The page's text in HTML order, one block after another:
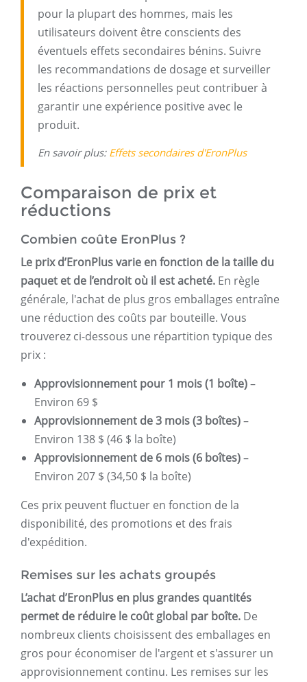
pour la plupart des hommes, mais les
utilisateurs doivent être conscients des
éventuels effets secondaires bénins. Suivre
les recommandations de dosage et surveiller
les réactions personnelles peut contribuer à
garantir une expérience positive avec le
produit.
En savoir plus: Effets secondaires d'EronPlus
Comparaison de prix et
réductions
Combien coûte EronPlus ?
Le prix d’EronPlus varie en fonction de la taille du
paquet et de l’endroit où il est acheté. En règle
générale, l'achat de plus gros emballages entraîne
une réduction des coûts par bouteille. Vous
trouverez ci-dessous une répartition typique des
prix :
Approvisionnement pour 1 mois (1 boîte)–
Environ 69 $
Approvisionnement de 3 mois (3 boîtes)–
Environ 138 $ (46 $ la boîte)
Approvisionnement de 6 mois (6 boîtes)–
Environ 207 $ (34,50 $ la boîte)
Ces prix peuvent fluctuer en fonction de la
disponibilité, des promotions et des frais
d'expédition.
Remises sur les achats groupés
L’achat d’EronPlus en plus grandes quantités
permet de réduire le coût global par boîte. De
nombreux clients choisissent des emballages en
gros pour économiser de l'argent et s'assurer un
approvisionnement continu. Les remises sur les